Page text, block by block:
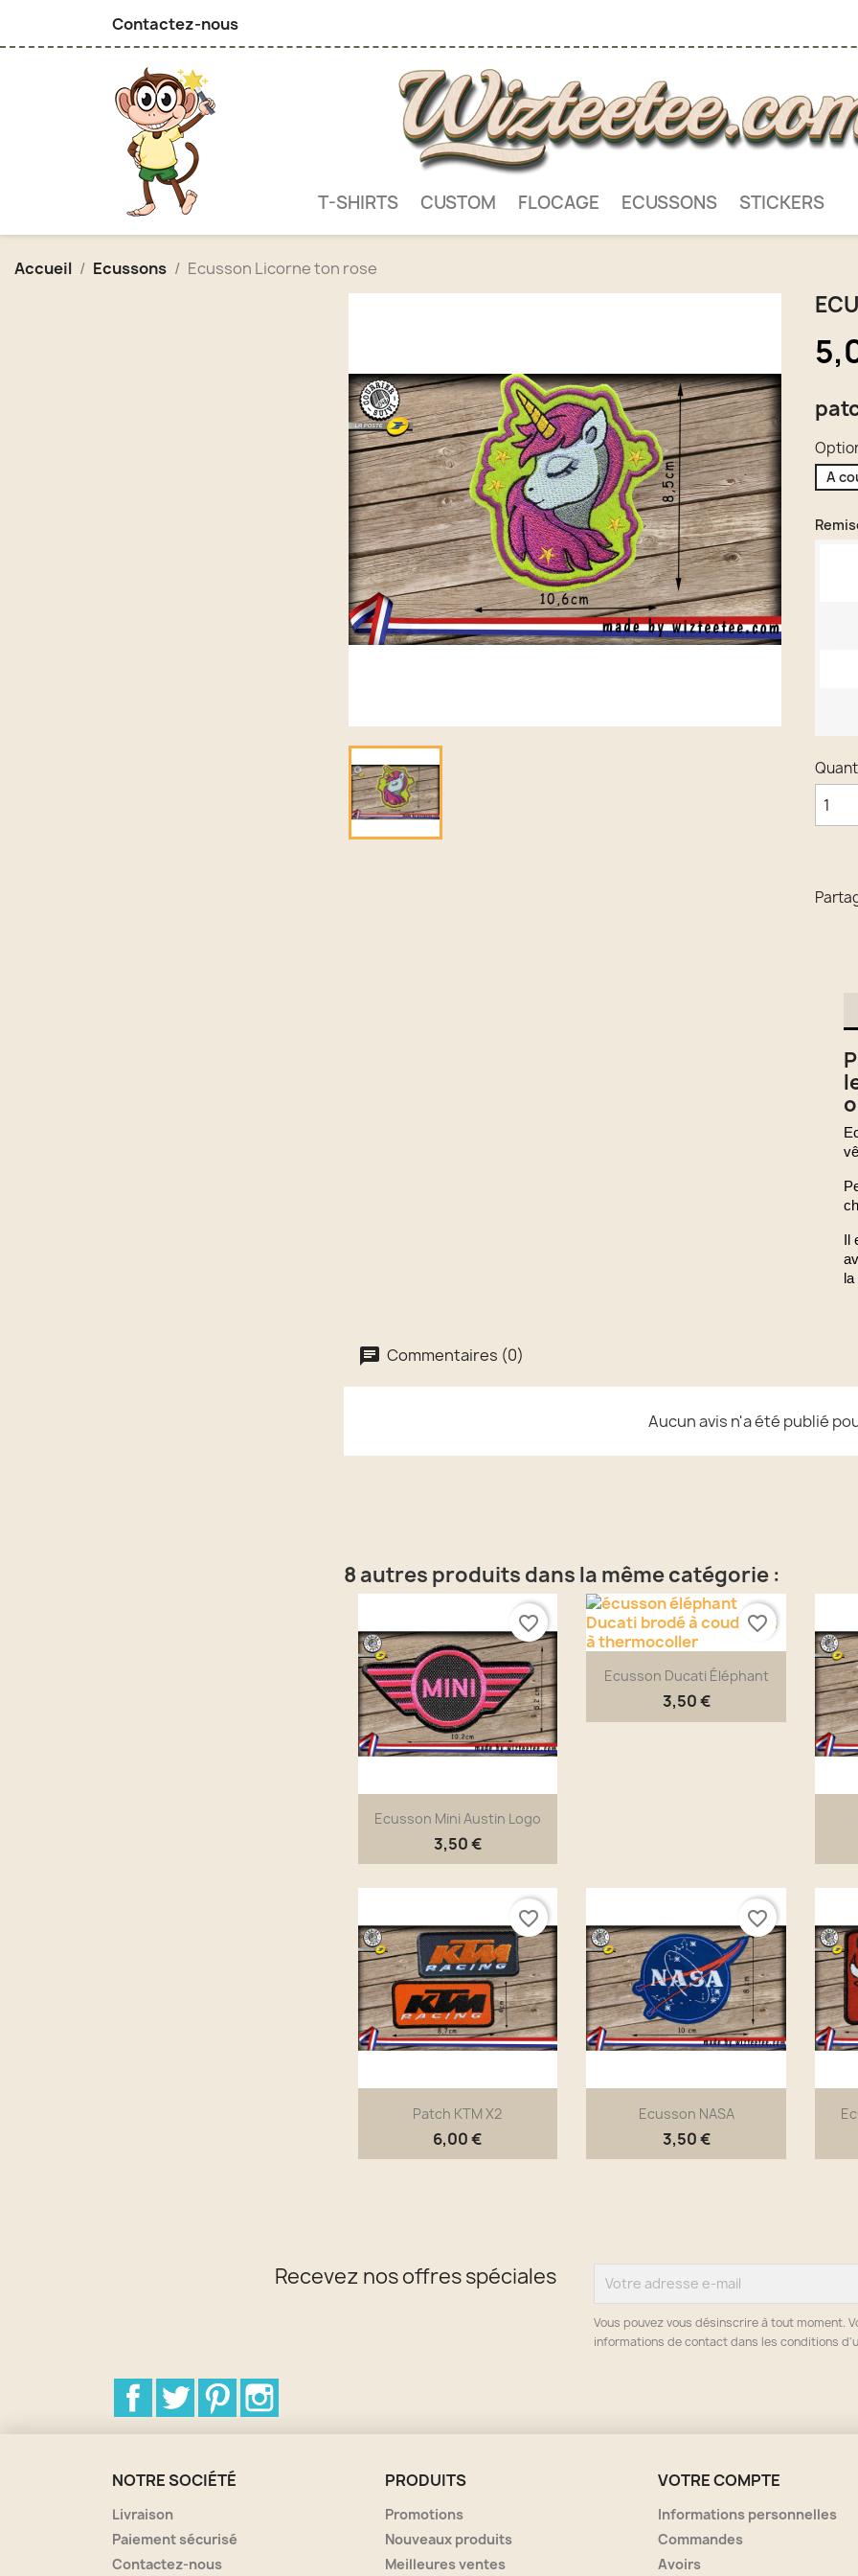
Contactez-nous
T-SHIRTS CUSTOM FLOCAGE ECUSSONS STICKERS
Accueil Ecussons Ecusson Licorne ton rose
A
Il
la
Commentaires (0)
Aucun avis n'a été publié
8 autres produits dans la même catégorie :
Ecusson Mini Austin Logo
3,50 €
Aperçu rapide
favorite_border
Ecusson Ducati Éléphant
3,50 €
favorite_border
Patch KTM X2
6,00 €
Aperçu rapide
favorite_border
Ecusson NASA
3,50 €
Aperçu rapide
favorite_border
Recevez nos offres spéciales
Vous pouvez vous désinscrire à tout moment.
informations de contact dans les conditions
FacebookTwitterPinterest
NOTRE SOCIÉTÉ
Livraison
Paiement sécurisé
Contactez-nous
PRODUITS
Promotions
Nouveaux produits
Meilleures ventes
VOTRE COMPTE
Informations personnelles
Commandes
Avoirs